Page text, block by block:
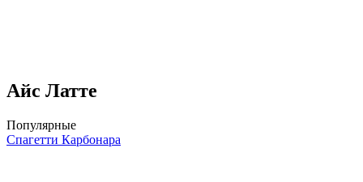
Айс Латте
Популярные
Спагетти Карбонара